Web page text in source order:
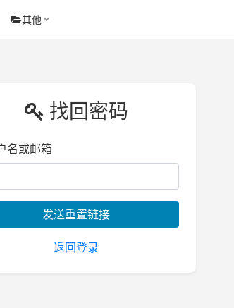
其他
找回密码
名或邮箱
发送重置链接
返回登录